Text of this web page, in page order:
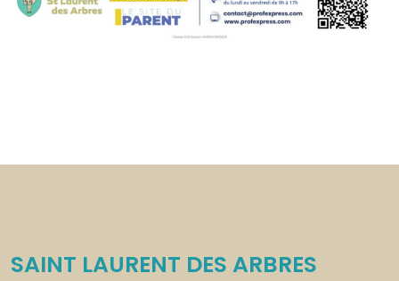
SAINT LAURENT DES ARBRES